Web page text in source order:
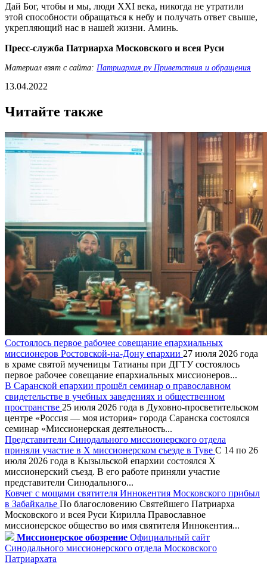
Дай Бог, чтобы и мы, люди XXI века, никогда не утратили
этой способности обращаться к небу и получать ответ свыше,
укрепляющий нас в нашей жизни. Аминь.
Пресс-служба Патриарха Московского и всея Руси
Материал взят с сайта: Патриархия.ру Приветствия и обращения
13.04.2022
Читайте также
Состоялось первое рабочее совещание епархиальных
миссионеров Ростовской-на-Дону епархии 27 июля 2026 года
в храме святой мученицы Татианы при ДГТУ состоялось
первое рабочее совещание епархиальных миссионеров...
В Саранской епархии прошёл семинар о православном
свидетельстве в учебных заведениях и общественном
пространстве 25 июля 2026 года в Духовно-просветительском
центре «Россия — моя история» города Саранска состоялся
семинар «Миссионерская деятельность...
Представители Синодального миссионерского отдела
приняли участие в X миссионерском съезде в Туве С 14 по 26
июля 2026 года в Кызыльской епархии состоялся X
миссионерский съезд. В его работе приняли участие
представители Синодального...
Ковчег с мощами святителя Иннокентия Московского прибыл
в Забайкалье По благословению Святейшего Патриарха
Московского и всея Руси Кирилла Православное
миссионерское общество во имя святителя Иннокентия...
Миссионерское обозрение Официальный сайт
Синодального миссионерского отдела Московского
Патриархата